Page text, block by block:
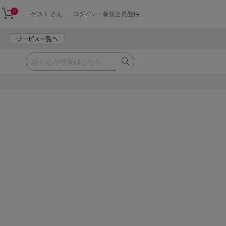
0 ゲスト さん ログイン・新規会員登録